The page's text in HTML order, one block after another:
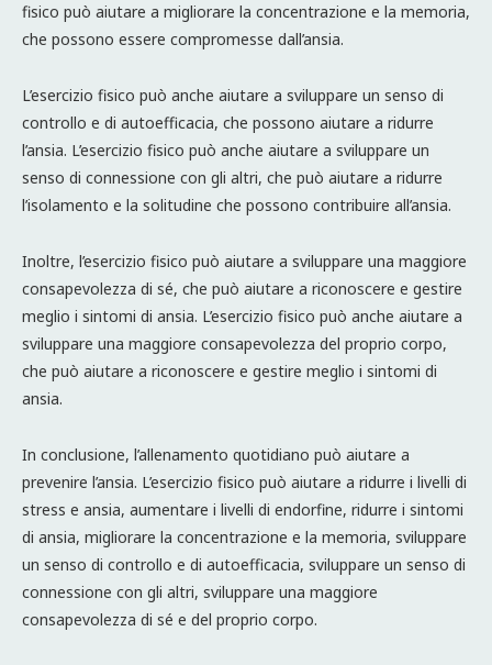
fisico può aiutare a migliorare la concentrazione e la memoria,
che possono essere compromesse dall’ansia.
L’esercizio fisico può anche aiutare a sviluppare un senso di
controllo e di autoefficacia, che possono aiutare a ridurre
l’ansia. L’esercizio fisico può anche aiutare a sviluppare un
senso di connessione con gli altri, che può aiutare a ridurre
l’isolamento e la solitudine che possono contribuire all’ansia.
Inoltre, l’esercizio fisico può aiutare a sviluppare una maggiore
consapevolezza di sé, che può aiutare a riconoscere e gestire
meglio i sintomi di ansia. L’esercizio fisico può anche aiutare a
sviluppare una maggiore consapevolezza del proprio corpo,
che può aiutare a riconoscere e gestire meglio i sintomi di
ansia.
In conclusione, l’allenamento quotidiano può aiutare a
prevenire l’ansia. L’esercizio fisico può aiutare a ridurre i livelli di
stress e ansia, aumentare i livelli di endorfine, ridurre i sintomi
di ansia, migliorare la concentrazione e la memoria, sviluppare
un senso di controllo e di autoefficacia, sviluppare un senso di
connessione con gli altri, sviluppare una maggiore
consapevolezza di sé e del proprio corpo.